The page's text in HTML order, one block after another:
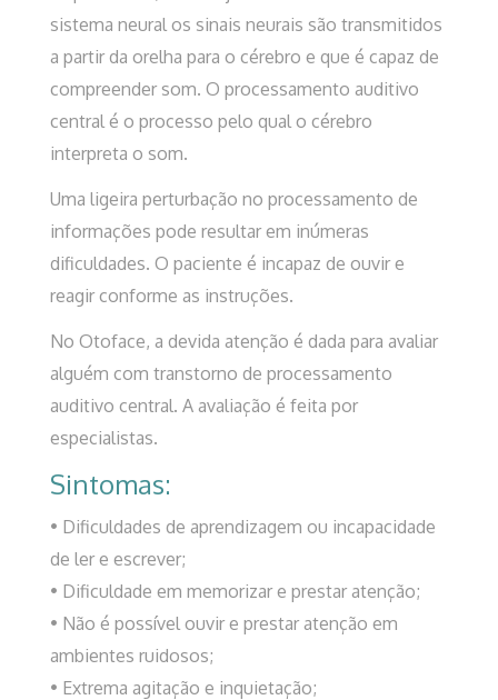
sistema neural os sinais neurais são transmitidos
a partir da orelha para o cérebro e que é capaz de
compreender som. O processamento auditivo
central é o processo pelo qual o cérebro
interpreta o som.
Uma ligeira perturbação no processamento de
informações pode resultar em inúmeras
dificuldades. O paciente é incapaz de ouvir e
reagir conforme as instruções.
No Otoface, a devida atenção é dada para avaliar
alguém com transtorno de processamento
auditivo central. A avaliação é feita por
especialistas.
Sintomas:
• Dificuldades de aprendizagem ou incapacidade
de ler e escrever;
• Dificuldade em memorizar e prestar atenção;
• Não é possível ouvir e prestar atenção em
ambientes ruidosos;
• Extrema agitação e inquietação;